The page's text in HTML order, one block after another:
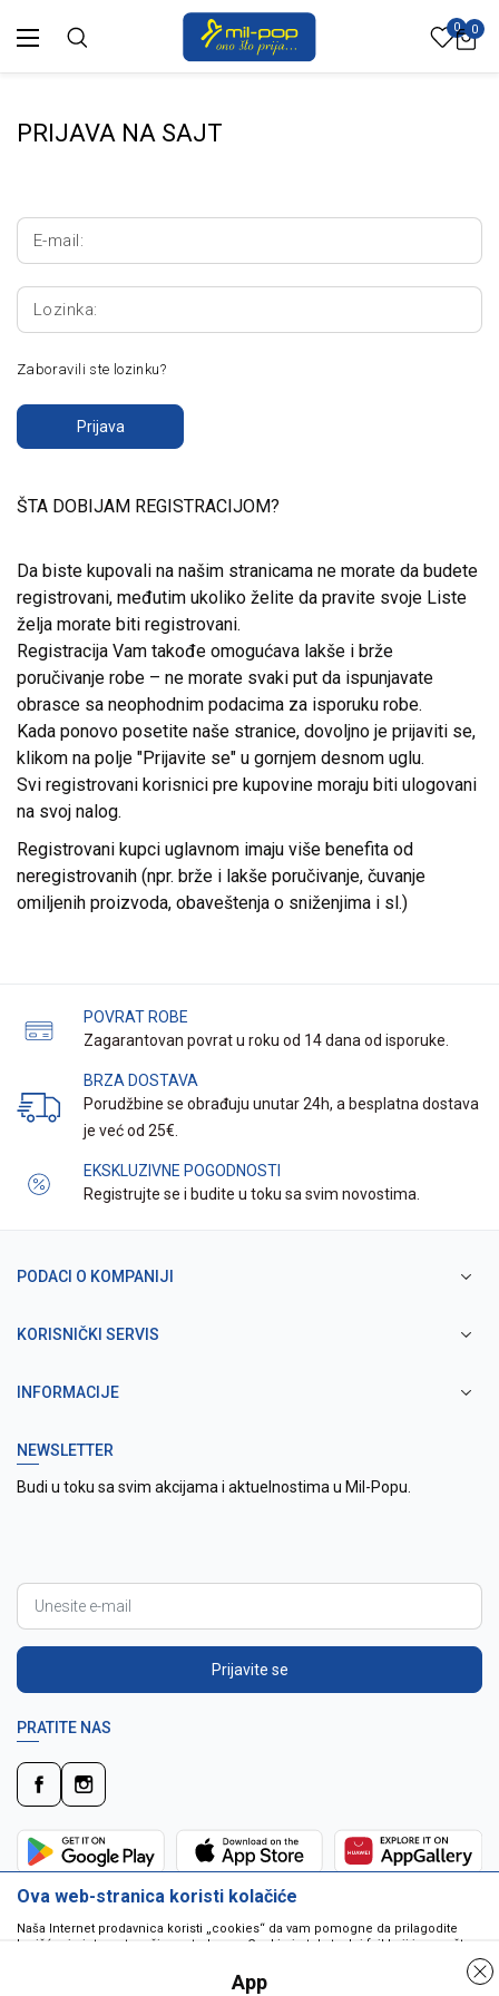
0 0
PRIJAVA NA SAJT
E-mail:
Lozinka:
Zaboravili ste lozinku?
Prijava
ŠTA DOBIJAM REGISTRACIJOM?
Da biste kupovali na našim stranicama ne morate da budete
registrovani, međutim ukoliko želite da pravite svoje Liste
želja morate biti registrovani.
Registracija Vam takođe omogućava lakše i brže
poručivanje robe – ne morate svaki put da ispunjavate
obrasce sa neophodnim podacima za isporuku robe.
Kada ponovo posetite naše stranice, dovoljno je prijaviti se,
klikom na polje "Prijavite se" u gornjem desnom uglu.
Svi registrovani korisnici pre kupovine moraju biti ulogovani
na svoj nalog.
Registrovani kupci uglavnom imaju više benefita od
neregistrovanih (npr. brže i lakše poručivanje, čuvanje
omiljenih proizvoda, obaveštenja o sniženjima i sl.)
POVRAT ROBE
Zagarantovan povrat u roku od 14 dana od isporuke.
BRZA DOSTAVA
Porudžbine se obrađuju unutar 24h, a besplatna dostava
je već od 25€.
EKSKLUZIVNE POGODNOSTI
Registrujte se i budite u toku sa svim novostima.
PODACI O KOMPANIJI
KORISNIČKI SERVIS
INFORMACIJE
NEWSLETTER
Budi u toku sa svim akcijama i aktuelnostima u Mil-Popu.
Prijavite se
PRATITE NAS
Ova web-stranica koristi kolačiće
Naša Internet prodavnica koristi „cookies“ da vam pomogne da prilagodite
korišćenje interneta vašim potrebama. Cookie je tekstualni fajl koji je smešten
da pokrenu program ili da isporuče virus vašem računaru. Cookie-i su
jedinstveno dodeljeni vama, i jedino mogu biti pročitani od strane web servera
App